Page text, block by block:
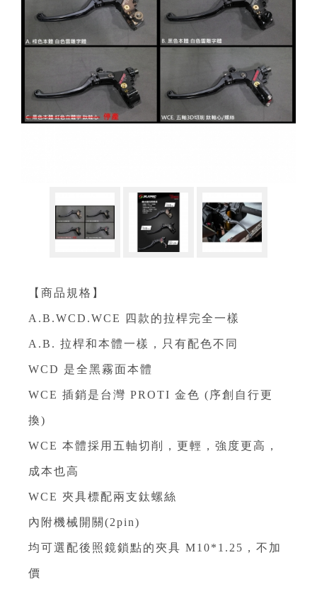
【商品規格】
A.B.WCD.WCE 四款的拉桿完全一樣
A.B. 拉桿和本體一樣，只有配色不同
WCD 是全黑霧面本體
WCE 插銷是台灣 PROTI 金色 (序創自行更
換)
WCE 本體採用五軸切削，更輕，強度更高，
成本也高
WCE 夾具標配兩支鈦螺絲
內附機械開關(2pin)
均可選配後照鏡鎖點的夾具 M10*1.25，不加
價